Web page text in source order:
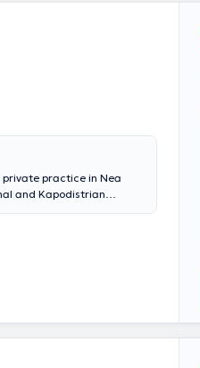
private practice in Nea
and Kapodistrian
of children with
he returned to